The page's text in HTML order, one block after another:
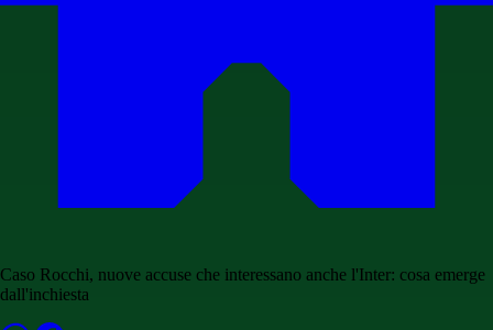
Caso Rocchi, nuove accuse che interessano anche l'Inter: cosa emerge
dall'inchiesta